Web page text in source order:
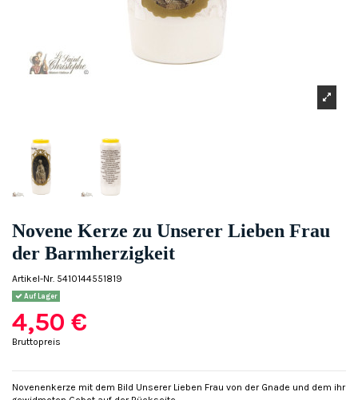
Novene Kerze zu Unserer Lieben Frau
der Barmherzigkeit
Artikel-Nr. 5410144551819
Auf Lager
4,50 €
Bruttopreis
Novenenkerze mit dem Bild Unserer Lieben Frau von der Gnade und dem ihr